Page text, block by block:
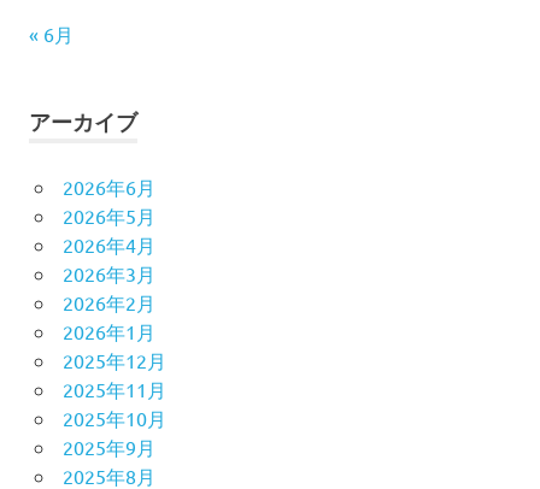
« 6月
アーカイブ
2026年6月
2026年5月
2026年4月
2026年3月
2026年2月
2026年1月
2025年12月
2025年11月
2025年10月
2025年9月
2025年8月